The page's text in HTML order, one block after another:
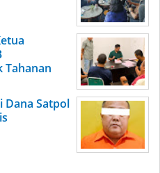
Tahanan
Dana Satpol